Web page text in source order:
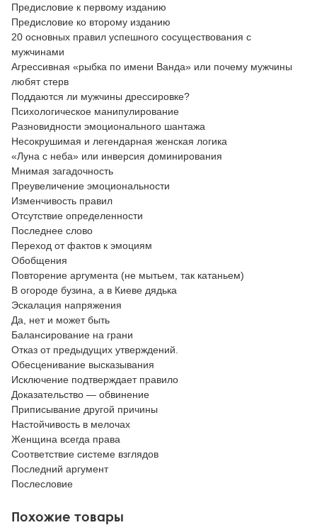
Предисловие к первому изданию
Предисловие ко второму изданию
20 основных правил успешного сосуществования с
мужчинами
Агрессивная «рыбка по имени Ванда» или почему мужчины
любят стерв
Поддаются ли мужчины дрессировке?
Психологическое манипулирование
Разновидности эмоционального шантажа
Несокрушимая и легендарная женская логика
«Луна с неба» или инверсия доминирования
Мнимая загадочность
Преувеличение эмоциональности
Изменчивость правил
Отсутствие определенности
Последнее слово
Переход от фактов к эмоциям
Обобщения
Повторение аргумента (не мытьем, так катаньем)
В огороде бузина, а в Киеве дядька
Эскалация напряжения
Да, нет и может быть
Балансирование на грани
Отказ от предыдущих утверждений.
Обесценивание высказывания
Исключение подтверждает правило
Доказательство — обвинение
Приписывание другой причины
Настойчивость в мелочах
Женщина всегда права
Соответствие системе взглядов
Последний аргумент
Послесловие
Похожие товары